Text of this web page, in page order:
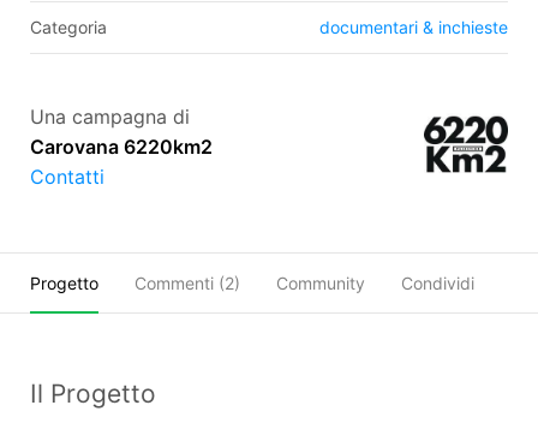
Categoria documentari & inchieste
Una campagna di
Carovana 6220km2
Contatti
Progetto Commenti (2) Community Condividi
Il Progetto